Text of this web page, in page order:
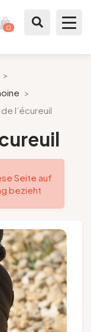
0
>
>
l’écureuil
Seite auf
bezieht